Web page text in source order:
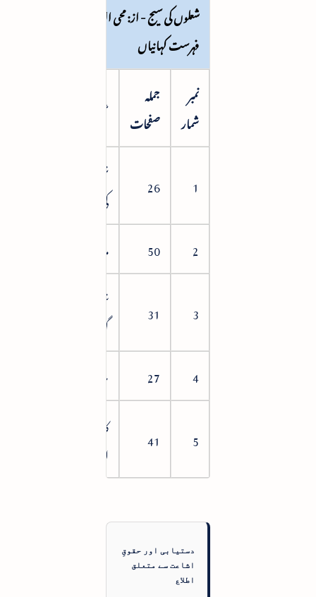
شعلوں کی سیج - از: محی الدین نواب ::
فہرست کہانیاں
نمبر
شمار
جملہ
صفحات
عنوان
1
26
شعلوں
کی سیج
2
50 مراجعت
3
31
شب
گزیدہ
4
27 خاندانی
5
41
کاروبارِ
اجل
دستیابی اور حقوقِ
اشاعت سے متعلق
اطلاع